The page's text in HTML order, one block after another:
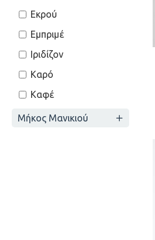
Εκρού
Εμπριμέ
Ιριδίζον
Καρό
Καφέ
Κόκκινο
Μήκος Μανικιού